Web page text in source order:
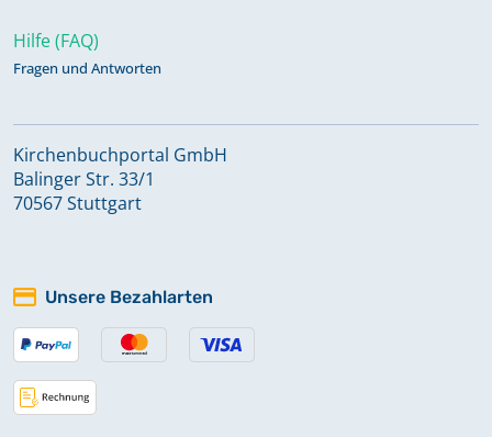
Hilfe (FAQ)
Fragen und Antworten
Kirchenbuchportal GmbH
Balinger Str. 33/1
70567 Stuttgart
Unsere Bezahlarten